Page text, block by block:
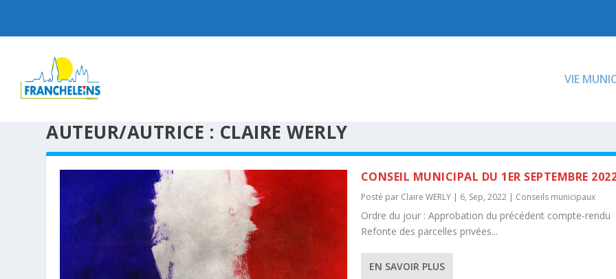
VIE
AUTEUR/AUTRICE : CLAIRE WERLY
CONSEIL MUNICIPAL DU 1ER SEPTEMBRE
Posté par Claire WERLY| 6, Sep, 2022| Conseils municipaux
Ordre du jour : Approbation du précédent compte-rendu
Refonte des parcelles privées...
EN SAVOIR PLUS